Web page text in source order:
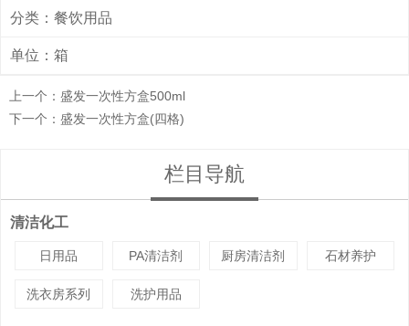
分类： 餐饮用品
单位：箱
上一个： 盛发一次性方盒500ml
下一个： 盛发一次性方盒(四格)
栏目导航
清洁化工
日用品 PA清洁剂 厨房清洁剂 石材养护
洗衣房系列 洗护用品